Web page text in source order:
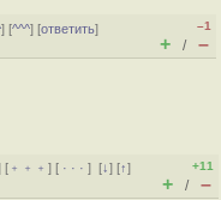
] [^^^] [ответить]
–1
+ / –
[ ﹢﹢﹢] [ · · ·][↓] [↑]
+11
+ / –